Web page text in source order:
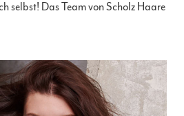
selbst! Das Team von Scholz Haare